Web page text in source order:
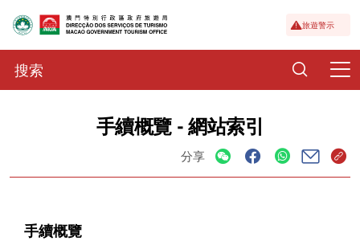
旅遊警示
手續概覽 - 網站索引
分享
手續概覽